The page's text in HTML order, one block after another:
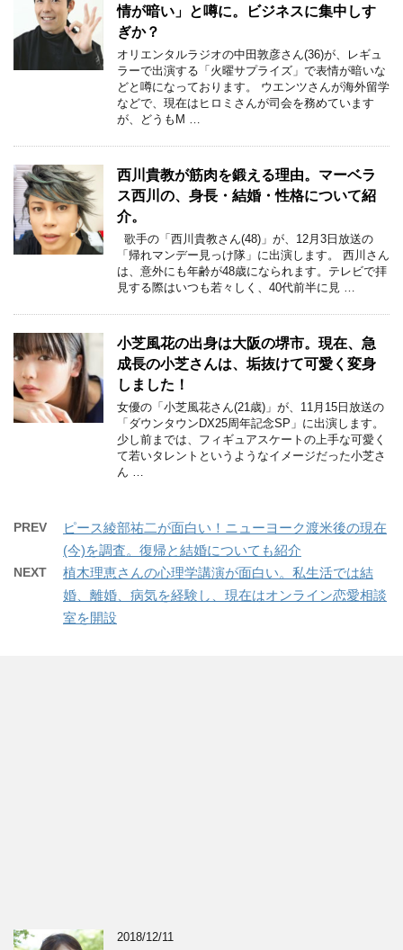
情が暗い」と噂に。ビジネスに集中しす
ぎか？
オリエンタルラジオの中田敦彦さん(36)が、レギュ
ラーで出演する「火曜サプライズ」で表情が暗いな
どと噂になっております。 ウエンツさんが海外留学
などで、現在はヒロミさんが司会を務めています
が、どうもM …
西川貴教が筋肉を鍛える理由。マーベラ
ス西川の、身長・結婚・性格について紹
介。
歌手の「西川貴教さん(48)」が、12月3日放送の
「帰れマンデー見っけ隊」に出演します。 西川さん
は、意外にも年齢が48歳になられます。テレビで拝
見する際はいつも若々しく、40代前半に見 …
小芝風花の出身は大阪の堺市。現在、急
成長の小芝さんは、垢抜けて可愛く変身
しました！
女優の「小芝風花さん(21歳)」が、11月15日放送の
「ダウンタウンDX25周年記念SP」に出演します。
少し前までは、フィギュアスケートの上手な可愛く
て若いタレントというようなイメージだった小芝さ
ん …
PREV
ピース綾部祐二が面白い！ニューヨーク渡米後の現在
(今)を調査。復帰と結婚についても紹介
NEXT
植木理恵さんの心理学講演が面白い。私生活では結
婚、離婚、病気を経験し、現在はオンライン恋愛相談
室を開設
2018/12/11